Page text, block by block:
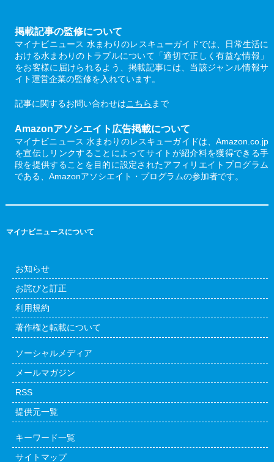
掲載記事の監修について
マイナビニュース 水まわりのレスキューガイドでは、日常生活に
おける水まわりのトラブルについて「適切で正しく有益な情報」
をお客様に届けられるよう、掲載記事には、当該ジャンル情報サ
イト運営企業の監修を入れています。
記事に関するお問い合わせはこちら まで
Amazonアソシエイト広告掲載について
マイナビニュース 水まわりのレスキューガイドは、Amazon.co.jp
を宣伝しリンクすることによってサイトが紹介料を獲得できる手
段を提供することを目的に設定されたアフィリエイトプログラム
である、Amazonアソシエイト・プログラムの参加者です。
マイナビニュースについて
お知らせ
お詫びと訂正
利用規約
著作権と転載について
ソーシャルメディア
メールマガジン
RSS
提供元一覧
キーワード一覧
サイトマップ